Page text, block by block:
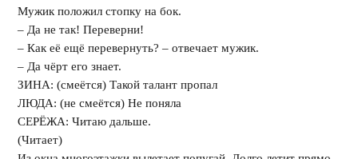
Мужик положил стопку на бок.
– Да не так! Переверни!
– Как её ещё перевернуть? – отвечает мужик.
– Да чёрт его знает.
ЗИНА: (смеётся) Такой талант пропал
ЛЮДА: (не смеётся) Не поняла
СЕРЁЖА: Читаю дальше.
(Читает)